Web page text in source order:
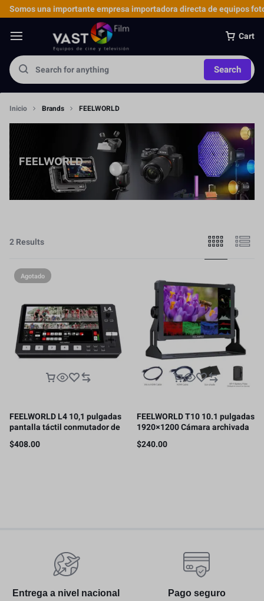
Somos una importante empresa importadora directa de equipos
Cart
Search
Inicio Brands FEELWORLD
FEELWORLD
2 Results
Agotado
FEELWORLD L4 10,1 pulgadas
pantalla táctil conmutador de
vídeo pantalla táctil de 10,1
pulgadas
$408.00
FEELWORLD T10 10.1 pulgadas
1920×1200 Cámara archivada
DSLR HDMI Monitor Pantalla
$240.00
Entrega a nivel nacional Pago seguro